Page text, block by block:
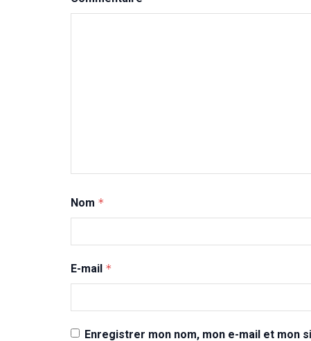
Nom *
E-mail *
Enregistrer mon nom, mon e-mail et mon